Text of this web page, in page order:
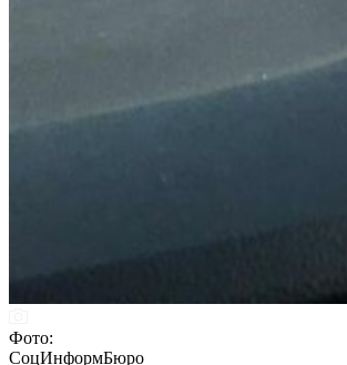
Фото:
СоцИнформБюро